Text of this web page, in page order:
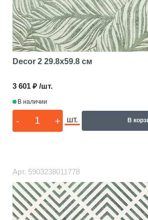
Decor 2 29.8x59.8 см
3 601 ₽ /шт.
В наличии
- + шт. В
Арт. 5903238011778